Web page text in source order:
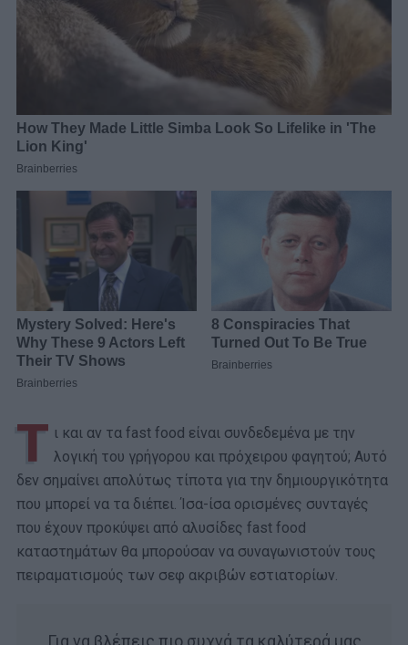
Τ ι και αν τα fast food είναι συνδεδεμένα με την
λογική του γρήγορου και πρόχειρου φαγητού; Αυτό
δεν σημαίνει απολύτως τίποτα για την δημιουργικότητα
που μπορεί να τα διέπει. Ίσα-ίσα ορισμένες συνταγές
που έχουν προκύψει από αλυσίδες fast food
καταστημάτων θα μπορούσαν να συναγωνιστούν τους
πειραματισμούς των σεφ ακριβών εστιατορίων.
Για να βλέπεις πιο συχνά τα καλύτερά μας